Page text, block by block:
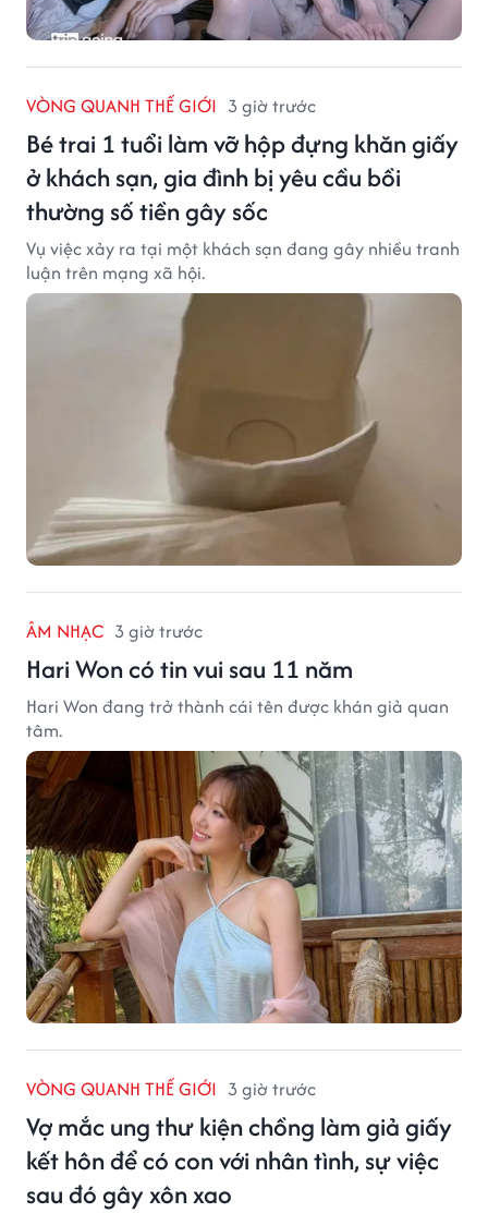
VÒNG QUANH THẾ GIỚI 3 giờ trước
Bé trai 1 tuổi làm vỡ hộp đựng khăn giấy
ở khách sạn, gia đình bị yêu cầu bồi
thường số tiền gây sốc
Vụ việc xảy ra tại một khách sạn đang gây nhiều tranh
luận trên mạng xã hội.
ÂM NHẠC 3 giờ trước
Hari Won có tin vui sau 11 năm
Hari Won đang trở thành cái tên được khán giả quan
tâm.
VÒNG QUANH THẾ GIỚI 3 giờ trước
Vợ mắc ung thư kiện chồng làm giả giấy
kết hôn để có con với nhân tình, sự việc
sau đó gây xôn xao